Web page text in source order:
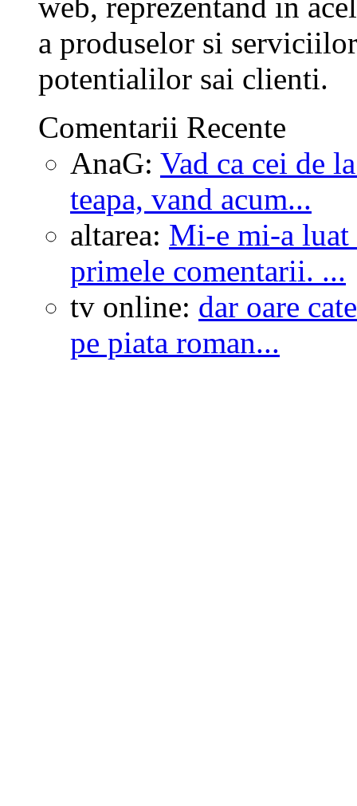
a produselor si
potentialilor sai clienti.
Comentarii Recente
AnaG: Vad ca cei de
teapa, vand acum...
altarea: Mi-e mi-a luat
primele comentarii. ...
tv online: dar oare
pe piata roman...